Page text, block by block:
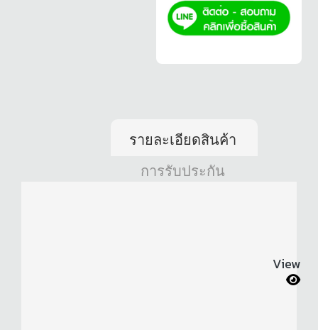
รายละเอียดสินค้า
การรับประกัน
View